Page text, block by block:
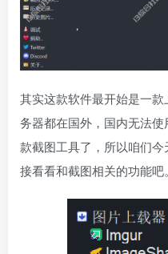
其实这款软件最开始是一
务器都在国外，国内无法
款截图工具了，所以咱们
接看看和截图相关的功能吧。